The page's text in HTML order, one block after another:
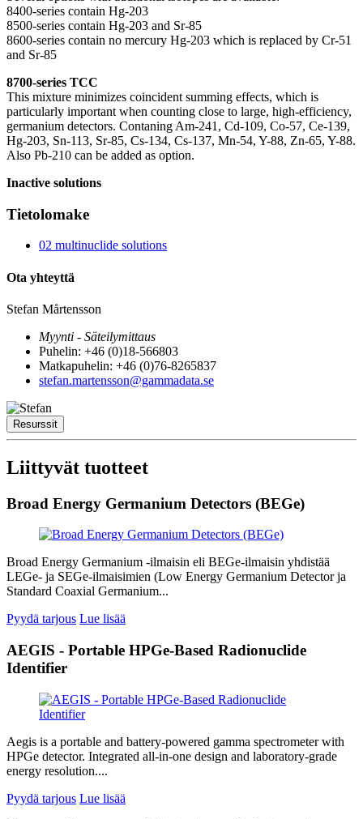
8400-series contain Hg-203
8500-series contain Hg-203 and Sr-85
8600-series contain no mercury Hg-203 which is replaced by Cr-51
and Sr-85
8700-series TCC
This mixture minimizes coincident summing effects, which is
particularly important when counting close to large, high-efficiency,
germanium detectors. Contaning Am-241, Cd-109, Co-57, Ce-139,
Hg-203, Sn-113, Sr-85, Cs-134, Cs-137, Mn-54, Y-88, Zn-65, Y-88.
Also Pb-210 can be added as option.
Inactive solutions
Tietolomake
02 multinuclide solutions
Ota yhteyttä
Stefan Mårtensson
Myynti - Säteilymittaus
Puhelin: +46 (0)18-566803
Matkapuhelin: +46 (0)76-8265837
stefan.martensson@gammadata.se
Resurssit
Liittyvät tuotteet
Broad Energy Germanium Detectors (BEGe)
Broad Energy Germanium -ilmaisin eli BEGe-ilmaisin yhdistää
LEGe- ja SEGe-ilmaisimien (Low Energy Germanium Detector ja
Standard Coaxial Germanium...
Pyydä tarjous Lue lisää
AEGIS - Portable HPGe-Based Radionuclide
Identifier
Aegis is a portable and battery-powered gamma spectrometer with
HPGe detector. Integrated all-in-one design and laboratory-grade
energy resolution....
Pyydä tarjous Lue lisää